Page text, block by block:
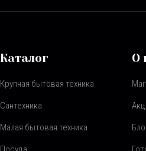
Каталог
Крупная бытовая техника
Сантехника
Малая бытовая техника
О